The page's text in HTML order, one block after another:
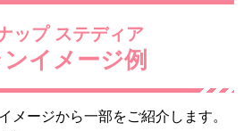
ド）
ステンレスシンク
標準仕様モデル
ップ ステディア
イメージ例
メージから一部をご紹介します。